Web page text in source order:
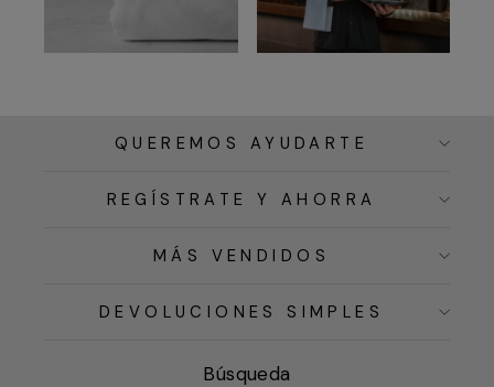
QUEREMOS AYUDARTE
REGÍSTRATE Y AHORRA
MÁS VENDIDOS
DEVOLUCIONES SIMPLES
Búsqueda